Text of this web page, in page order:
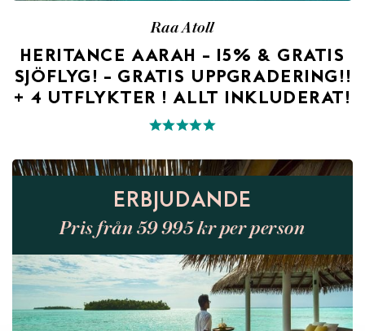
Raa Atoll
HERITANCE AARAH – 15% & GRATIS
SJÖFLYG! – GRATIS UPPGRADERING!!
+ 4 UTFLYKTER ! ALLT INKLUDERAT!
ERBJUDANDE
Pris från 59 995 kr per person